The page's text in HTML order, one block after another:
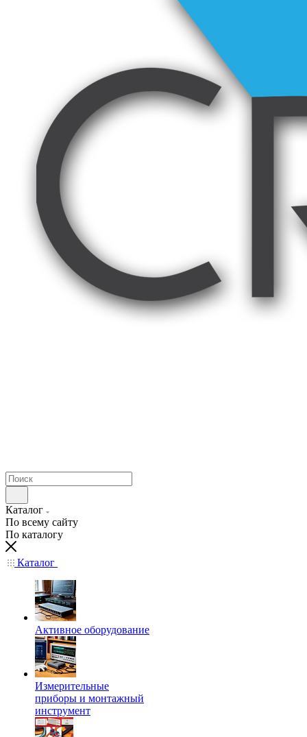
Каталог
По всему сайту
По каталогу
Каталог
Активное оборудование
Измерительные
приборы и монтажный
инструмент